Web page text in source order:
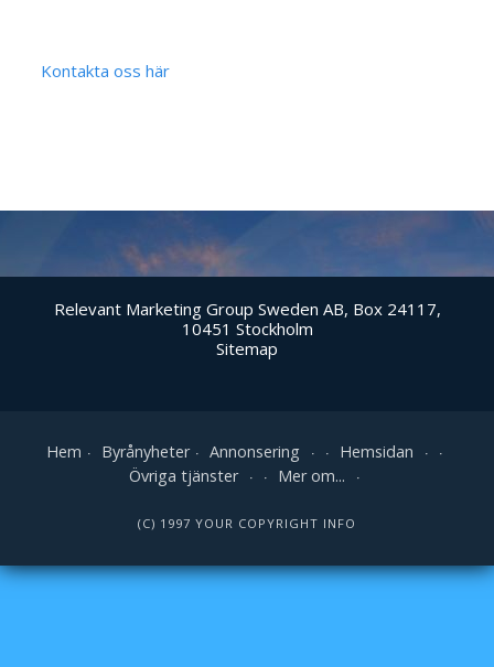
Kontakta oss här
Relevant Marketing Group Sweden AB, Box 24117,
10451 Stockholm
Sitemap
Hem Byrånyheter Annonsering
Hemsidan
Övriga tjänster
Mer om...
(C) 1997 YOUR COPYRIGHT INFO